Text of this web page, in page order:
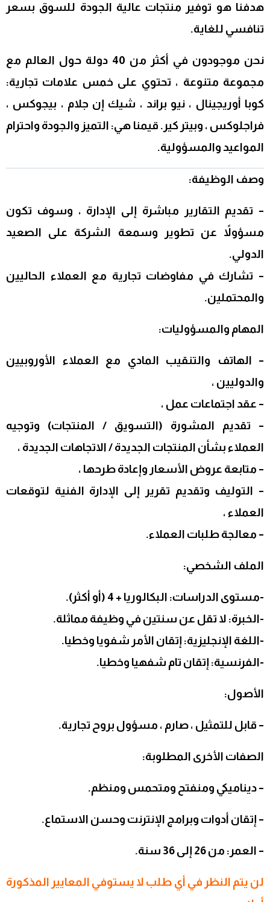
هدفنا هو توفير منتجات عالية الجودة للسوق بسعر
تنافسي للغاية.
نحن موجودون في أكثر من 40 دولة حول العالم مع
مجموعة متنوعة ، تحتوي على خمس علامات تجارية:
كوبا أوريجينال ، نيو براند ، شيك إن جلام ، بيجوكس ،
فراجلوكس ، وبيتر كير. قيمنا هي: التميز والجودة واحترام
المواعيد والمسؤولية.
وصف الوظيفة:
– تقديم التقارير مباشرة إلى الإدارة ، وسوف تكون
مسؤولاً عن تطوير وسمعة الشركة على الصعيد
الدولي.
– تشارك في مفاوضات تجارية مع العملاء الحاليين
والمحتملين.
المهام والمسؤوليات:
– الهاتف والتنقيب المادي مع العملاء الأوروبيين
والدوليين ،
– عقد اجتماعات عمل ،
– تقديم المشورة (التسويق / المنتجات) وتوجيه
العملاء بشأن المنتجات الجديدة / الاتجاهات الجديدة ،
– متابعة عروض الأسعار وإعادة طرحها ،
– التوليف وتقديم تقرير إلى الإدارة الفنية لتوقعات
العملاء ،
– معالجة طلبات العملاء.
الملف الشخصي:
-مستوى الدراسات: البكالوريا + 4 (أو أكثر).
-الخبرة: لا تقل عن سنتين في وظيفة مماثلة.
-اللغة الإنجليزية: إتقان الأمر شفويا وخطيا.
-الفرنسية: إتقان تام شفهيا وخطيا.
الأصول:
– قابل للتمثيل ، صارم ، مسؤول بروح تجارية.
الصفات الأخرى المطلوبة:
– ديناميكي ومنفتح ومتحمس ومنظم.
– إتقان أدوات وبرامج الإنترنت وحسن الاستماع.
– العمر: من 26 إلى 36 سنة.
لن يتم النظر في أي طلب لا يستوفي المعايير المذكورة